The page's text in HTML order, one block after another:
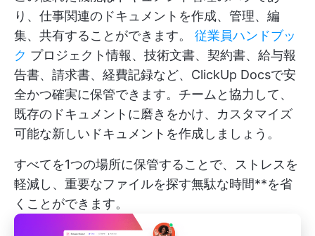
り、仕事関連のドキュメントを作成、管理、編
集、共有することができます。 従業員ハンドブッ
ク プロジェクト情報、技術文書、契約書、給与報
告書、請求書、経費記録など、ClickUp Docsで安
全かつ確実に保管できます。チームと協力して、
既存のドキュメントに磨きをかけ、カスタマイズ
可能な新しいドキュメントを作成しましょう。
すべてを1つの場所に保管することで、ストレスを
軽減し、重要なファイルを探す無駄な時間**を省
くことができます。